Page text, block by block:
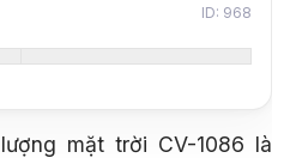
ID: 968
mặt trời CV-1086 là